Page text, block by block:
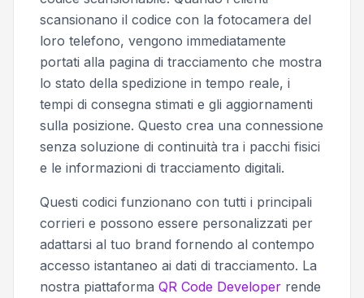
scansionano il codice con la fotocamera del
loro telefono, vengono immediatamente
portati alla pagina di tracciamento che mostra
lo stato della spedizione in tempo reale, i
tempi di consegna stimati e gli aggiornamenti
sulla posizione. Questo crea una connessione
senza soluzione di continuità tra i pacchi fisici
e le informazioni di tracciamento digitali.
Questi codici funzionano con tutti i principali
corrieri e possono essere personalizzati per
adattarsi al tuo brand fornendo al contempo
accesso istantaneo ai dati di tracciamento. La
nostra piattaforma QR Code Developer rende